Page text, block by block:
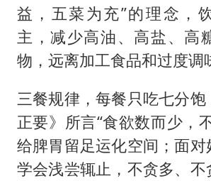
益，五菜为充”的理念，
主，减少高油、高盐、高
物，远离加工食品和过度调
三餐规律，每餐只吃七分
正要》所言“食欲数而少，
给脾胃留足运化空间；面对
学会浅尝辄止，不贪多、不